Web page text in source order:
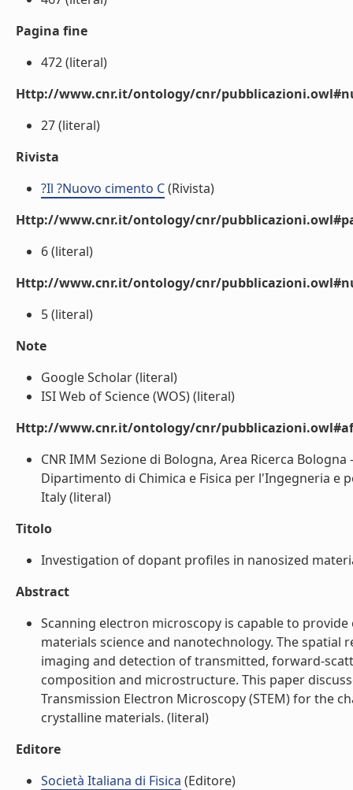
Pagina fine
472 (literal)
Http://www.cnr.it/ontology/cnr/
27 (literal)
Rivista
?Il ?Nuovo cimento C(Rivista)
Http://www.cnr.it/ontology/cnr/
6 (literal)
Http://www.cnr.it/ontology/cnr/
5 (literal)
Note
Google Scholar (literal)
ISI Web of Science (WOS) (literal)
Http://www.cnr.it/ontology/cnr/
CNR IMM Sezione di Bologna, Area Ricerca
Dipartimento di Chimica e Fisica per l'Ingegneria e
Italy (literal)
Titolo
Investigation of dopant profiles in nanosized
Abstract
Scanning electron microscopy is capable to
materials science and nanotechnology. The
imaging and detection of transmitted, forward-
composition and microstructure. This paper
Transmission Electron Microscopy (STEM) for the
crystalline materials. (literal)
Editore
Società Italiana di Fisica (Editore)